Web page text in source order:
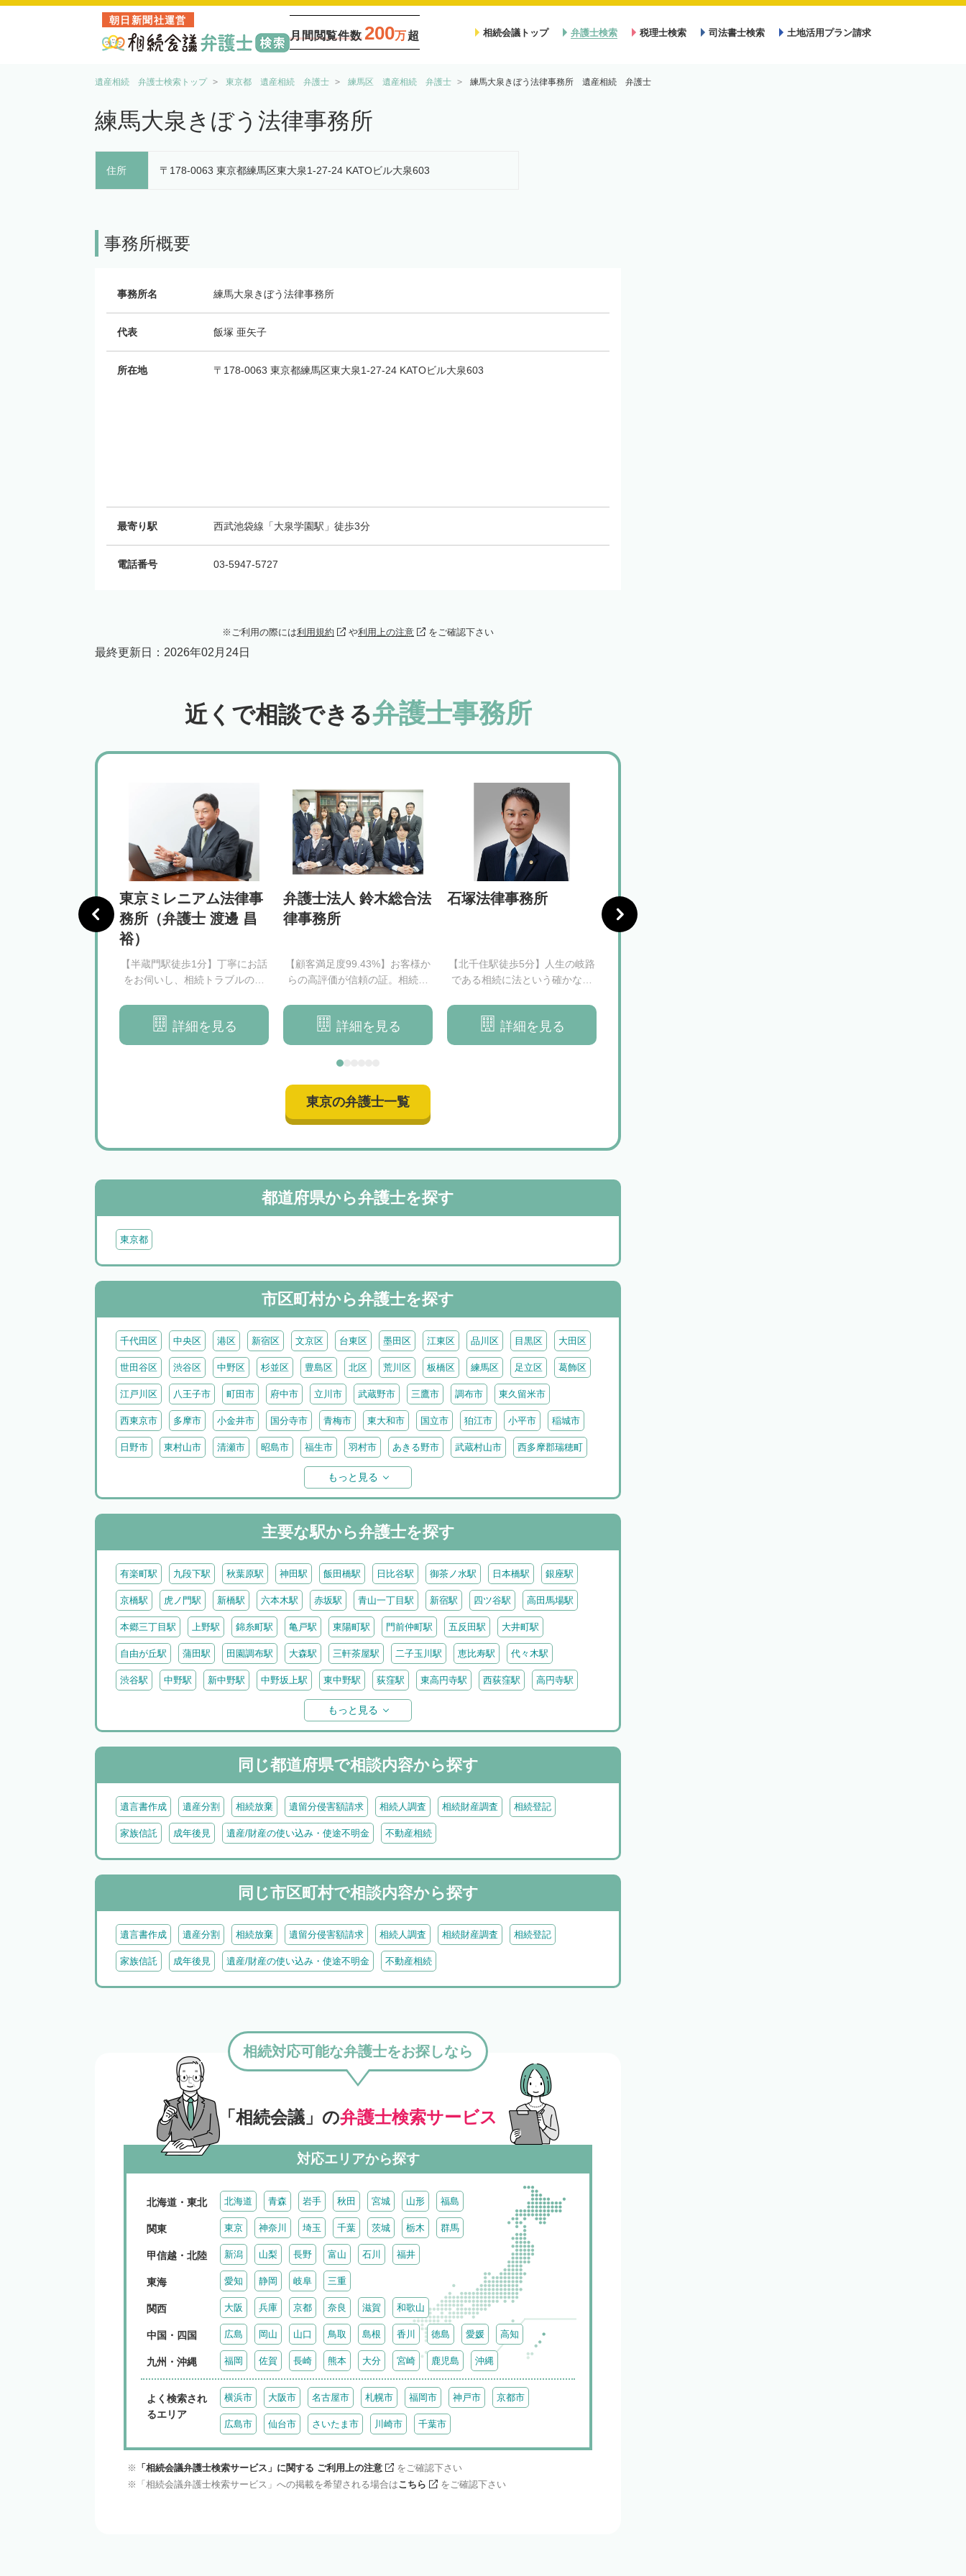
朝日新聞社運営
月間閲覧件数 200万超 相続会議トップ 弁護士検索 税理士検索 司法書士検索 土地活用プラン請求
遺産相続 弁護士検索トップ 東京都 遺産相続 弁護士 練馬区 遺産相続 弁護士 練馬大泉きぼう法律事務所 遺産相続 弁護士
練馬大泉きぼう法律事務所
住所 〒178-0063 東京都練馬区東大泉1-27-24 KATOビル大泉603
事務所概要
事務所名 練馬大泉きぼう法律事務所
代表 飯塚 亜矢子
所在地 〒178-0063 東京都練馬区東大泉1-27-24 KATOビル大泉603
最寄り駅 西武池袋線「大泉学園駅」徒歩3分
電話番号 03-5947-5727
ご利用の際には利用規約 や利用上の注意 をご確認下さい
最終更新日： 2026年02月24日
近くで相談できる弁護士事務所
東京ミレニアム法律事
務所（弁護士 渡邊 昌
裕）
【半蔵門駅徒歩1分】丁寧にお話
をお伺いし、相続トラブルの予
詳細を見る
弁護士法人 鈴木総合法
律事務所
【顧客満足度99.43%】お客様か
らの高評価が信頼の証。相続に
詳細を見る
石塚法律事務所
【北千住駅徒歩5分】人生の岐路
である相続に法という確かな支
詳細を見る
弁護士法人ATB
東京の弁護士一覧
都道府県から弁護士を探す
東京都
市区町村から弁護士を探す
千代田区 中央区 港区 新宿区 文京区 台東区 墨田区 江東区 品川区 目黒区 大田区
世田谷区 渋谷区 中野区 杉並区 豊島区 北区 荒川区 板橋区 練馬区 足立区 葛飾区
江戸川区 八王子市 町田市 府中市 立川市 武蔵野市 三鷹市 調布市 東久留米市
西東京市 多摩市 小金井市 国分寺市 青梅市 東大和市 国立市 狛江市 小平市 稲城市
日野市 東村山市 清瀬市 昭島市 福生市 羽村市 あきる野市 武蔵村山市 西多摩郡瑞穂町
西多摩郡檜原村 伊豆大島
三宅島 御蔵島 八丈島 青ヶ島 小笠原村
もっと見る
主要な駅から弁護士を探す
有楽町駅 九段下駅 秋葉原駅 神田駅 飯田橋駅 日比谷駅 御茶ノ水駅 日本橋駅 銀座駅
京橋駅 虎ノ門駅 新橋駅 六本木駅 赤坂駅 青山一丁目駅 新宿駅 四ツ谷駅 高田馬場駅
本郷三丁目駅 上野駅 錦糸町駅 亀戸駅 東陽町駅 門前仲町駅 五反田駅 大井町駅
自由が丘駅 蒲田駅 田園調布駅 大森駅 三軒茶屋駅 二子玉川駅 恵比寿駅 代々木駅
渋谷駅 中野駅 新中野駅 中野坂上駅 東中野駅 荻窪駅 東高円寺駅 西荻窪駅 高円寺駅
赤羽駅 王子駅
大泉学園駅 北千住駅 金町駅 亀有駅 小岩駅 西葛西駅 葛西駅 平井駅 新小岩駅
三鷹駅 武蔵小金井駅 国分寺駅
もっと見る
同じ都道府県で相談内容から探す
遺言書作成 遺産分割 相続放棄 遺留分侵害額請求 相続人調査 相続財産調査 相続登記
家族信託 成年後見 遺産/財産の使い込み・使途不明金 不動産相続
同じ市区町村で相談内容から探す
遺言書作成 遺産分割 相続放棄 遺留分侵害額請求 相続人調査 相続財産調査 相続登記
家族信託 成年後見 遺産/財産の使い込み・使途不明金 不動産相続
「相続会議」の弁護士検索サービス
相続対応可能な弁護士をお探しなら
対応エリアから探す
北海道・東北 北海道 青森 岩手 秋田 宮城 山形 福島
関東 東京 神奈川 埼玉 千葉 茨城 栃木 群馬
甲信越・北陸 新潟 山梨 長野 富山 石川 福井
東海 愛知 静岡 岐阜 三重
関西 大阪 兵庫 京都 奈良 滋賀 和歌山
中国・四国 広島 岡山 山口 鳥取 島根 香川 徳島 愛媛 高知
九州・沖縄 福岡 佐賀 長崎 熊本 大分 宮崎 鹿児島 沖縄
よく検索され
るエリア
横浜市 大阪市 名古屋市 札幌市 福岡市 神戸市 京都市
広島市 仙台市 さいたま市 川崎市 千葉市
「相続会議弁護士検索サービス」に関する ご利用上の注意
をご確認下さい
「相続会議弁護士検索サービス」への掲載を希望される場合はこちら をご確認下さい